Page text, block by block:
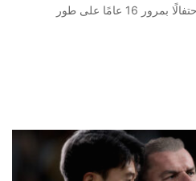
(يوم ميلاد FUT)، وذلك احتفالًا بمرور 16 عامًا على طور